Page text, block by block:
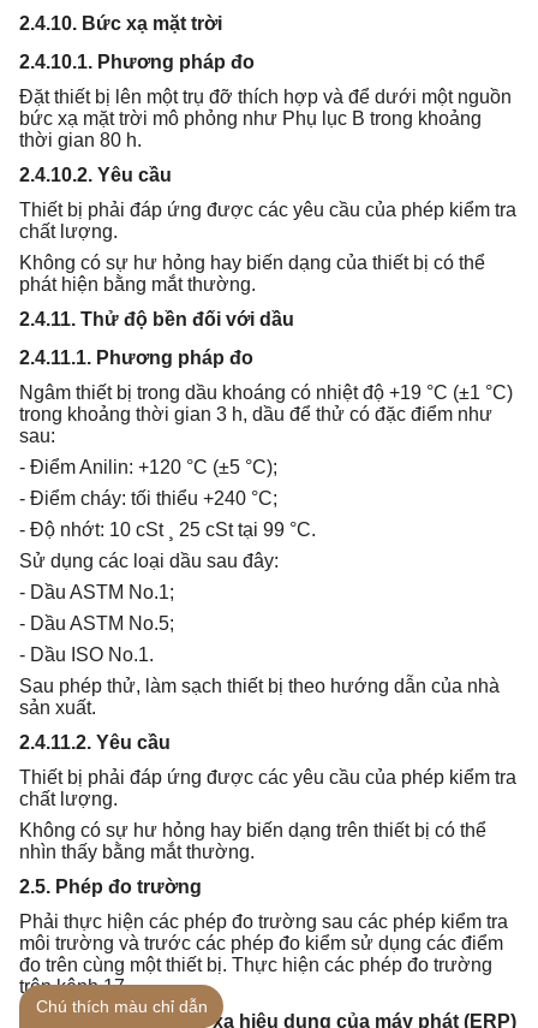
2.4.10. Bức xạ mặt trời
2.4.10.1. Phương pháp đo
Đặt thiết bị lên một trụ đỡ thích hợp và để dưới một nguồn
bức xạ mặt trời mô phỏng như Phụ lục B trong khoảng
thời gian 80 h.
2.4.10.2. Yêu cầu
Thiết bị phải đáp ứng được các yêu cầu của phép kiểm tra
chất lượng.
Không có sự hư hỏng hay biến dạng của thiết bị có thể
phát hiện bằng mắt thường.
2.4.11. Thử độ bền đối với dầu
2.4.11.1. Phương pháp đo
Ngâm thiết bị trong dầu khoáng có nhiệt độ +19 °C (±1 °C)
trong khoảng thời gian 3 h, dầu để thử có đặc điểm như
sau:
- Điểm Anilin: +120 °C (±5 °C);
- Điểm cháy: tối thiểu +240 °C;
- Độ nhớt: 10 cSt ¸ 25 cSt tại 99 °C.
Sử dụng các loại dầu sau đây:
- Dầu ASTM No.1;
- Dầu ASTM No.5;
- Dầu ISO No.1.
Sau phép thử, làm sạch thiết bị theo hướng dẫn của nhà
sản xuất.
2.4.11.2. Yêu cầu
Thiết bị phải đáp ứng được các yêu cầu của phép kiểm tra
chất lượng.
Không có sự hư hỏng hay biến dạng trên thiết bị có thể
nhìn thấy bằng mắt thường.
2.5. Phép đo trường
Phải thực hiện các phép đo trường sau các phép kiểm tra
môi trường và trước các phép đo kiểm sử dụng các điểm
đo trên cùng một thiết bị. Thực hiện các phép đo trường
trên kênh 17.
2.5.1. Công suất bức xạ hiệu dụng của máy phát (ERP)
Chú thích màu chỉ dẫn